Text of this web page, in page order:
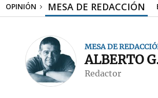
OPINIÓN MESA DE REDACCIÓN
MESA DE
ALBERTO
Redactor